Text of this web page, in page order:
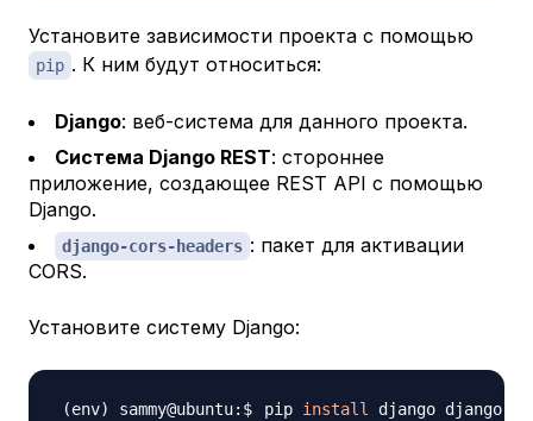
Установите зависимости проекта с помощью
pip . К ним будут относиться:
Django: веб-система для данного проекта.
Система Django REST: стороннее
приложение, создающее REST API с помощью
Django.
django-cors-headers : пакет для активации
CORS.
Установите систему Django:
pip install